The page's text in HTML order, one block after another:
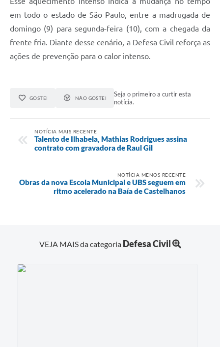
em todo o estado de São Paulo, entre a madrugada de
domingo (9) para segunda-feira (10), com a chegada da
frente fria. Diante desse cenário, a Defesa Civil reforça as
ações de prevenção para o calor intenso.
GOSTEI NÃO GOSTEI
Seja o primeiro a curtir esta
notícia.
NOTÍCIA MAIS RECENTE
Talento de Ilhabela, Mathias Rodrigues assina
contrato com gravadora de Raul Gil
NOTÍCIA MENOS RECENTE
Obras da nova Escola Municipal e UBS seguem em
ritmo acelerado na Baía de Castelhanos
VEJA MAIS da categoria Defesa Civil